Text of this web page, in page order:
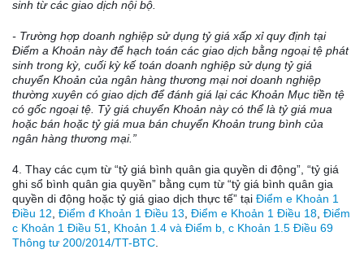
sinh từ các giao dịch nội bộ.
- Trường hợp doanh nghiệp sử dụng tỷ giáxấp xỉ quy định tại
Điểm a Khoản này đểhạch toán các giao dịch bằng ngoại tệ phát
sinh trong kỳ, cuối kỳ kếtoán doanh nghiệp sử dụng tỷ giá
chuyển Khoản của ngân hàng thương mại nơi doanh nghiệp
thường xuyên có giao dịch đểđánh giá lạicác Khoản Mục tiền tệ
có gốc ngoại tệ. Tỷ giá chuyển Khoản này có thể là tỷ giá mua
hoặc bán hoặc tỷ giá mua bán chuyển Khoản trung bình của
ngân hàng thương mại.”
4. Thay các cụm từ “tỷ giá bình quân gia quyền di động”, “tỷ giá
ghi sổ bình quân gia quyền” bằng cụm từ “tỷ giá bình quân gia
quyền di động hoặc tỷ giá giao dịch thực tế” tại Điểm e Khoản 1
Điều 12, Điểm đ Khoản 1 Điều 13, Điểm e Khoản 1 Điều 18, Điểm
c Khoản 1 Điều 51, Khoản 1.4 và Điểm b, c Khoản 1.5 Điều 69
Thông tư 200/2014/TT-BTC.